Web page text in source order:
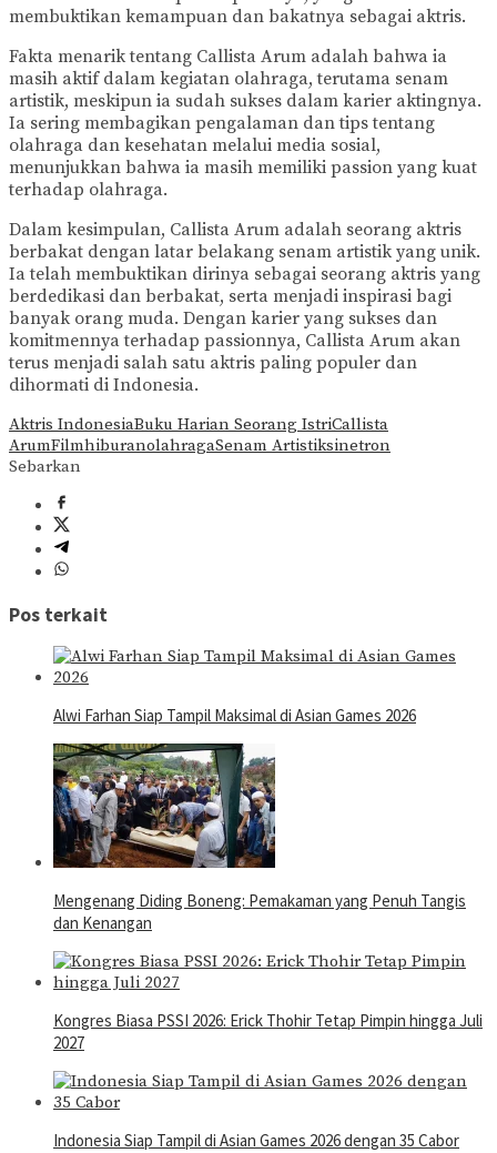
membuktikan kemampuan dan bakatnya sebagai aktris.
Fakta menarik tentang Callista Arum adalah bahwa ia
masih aktif dalam kegiatan olahraga, terutama senam
artistik, meskipun ia sudah sukses dalam karier aktingnya.
Ia sering membagikan pengalaman dan tips tentang
olahraga dan kesehatan melalui media sosial,
menunjukkan bahwa ia masih memiliki passion yang kuat
terhadap olahraga.
Dalam kesimpulan, Callista Arum adalah seorang aktris
berbakat dengan latar belakang senam artistik yang unik.
Ia telah membuktikan dirinya sebagai seorang aktris yang
berdedikasi dan berbakat, serta menjadi inspirasi bagi
banyak orang muda. Dengan karier yang sukses dan
komitmennya terhadap passionnya, Callista Arum akan
terus menjadi salah satu aktris paling populer dan
dihormati di Indonesia.
Aktris IndonesiaBuku Harian Seorang IstriCallista
ArumFilmhiburanolahragaSenam Artistiksinetron
Sebarkan
Pos terkait
Alwi Farhan Siap Tampil Maksimal di Asian Games 2026
Mengenang Diding Boneng: Pemakaman yang Penuh Tangis
dan Kenangan
Kongres Biasa PSSI 2026: Erick Thohir Tetap Pimpin hingga Juli
2027
Indonesia Siap Tampil di Asian Games 2026 dengan 35 Cabor